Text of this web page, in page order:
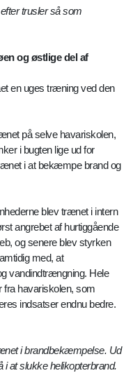
trusler så som
og østlige del af
en uges træning ved den
på selve havariskolen,
i bugten lige ud for
i at bekæmpe brand og
blev trænet i intern
angrebet af hurtiggående
og senere blev styrken
med, at
vandindtrængning. Hele
havariskolen, som
indsatser endnu bedre.
i brandbekæmpelse. Ud
at slukke helikopterbrand.